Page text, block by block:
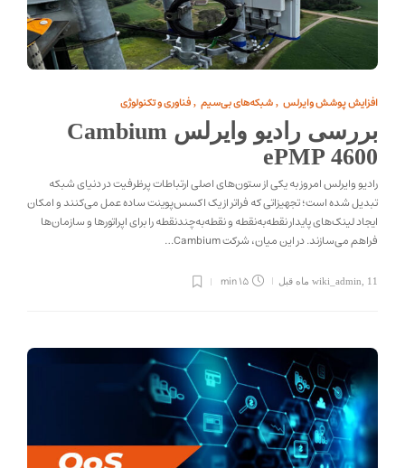
افزایش پوشش وایرلس , شبکه‌های بی‌سیم , فناوری و تکنولوژی
بررسی رادیو وایرلس Cambium
ePMP 4600
رادیو وایرلس امروز به یکی از ستون‌های اصلی ارتباطات پرظرفیت در دنیای شبکه
تبدیل شده است؛ تجهیزاتی که فراتر از یک اکسس‌پوینت ساده عمل می‌کنند و امکان
ایجاد لینک‌های پایدار نقطه‌به‌نقطه و نقطه‌به‌چند‌نقطه را برای اپراتورها و سازمان‌ها
فراهم می‌سازند. در این میان، شرکت Cambium…
wiki_admin 11 ماه قبل 15 min